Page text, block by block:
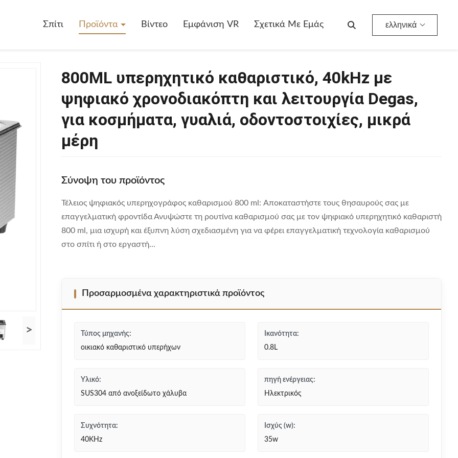
Σπίτι Προϊόντα Βίντεο Εμφάνιση VR Σχετικά Με Εμάς ελληνικά
>
800ML υπερηχητικό καθαριστικό, 40kHz με
ψηφιακό χρονοδιακόπτη και λειτουργία Degas,
για κοσμήματα, γυαλιά, οδοντοστοιχίες, μικρά
μέρη
Σύνοψη του προϊόντος
Τέλειος ψηφιακός υπερηχογράφος καθαρισμού 800 ml: Αποκαταστήστε τους θησαυρούς σας με
επαγγελματική φροντίδα Ανυψώστε τη ρουτίνα καθαρισμού σας με τον ψηφιακό υπερηχητικό καθαριστή
800 ml, μια ισχυρή και έξυπνη λύση σχεδιασμένη για να φέρει επαγγελματική τεχνολογία καθαρισμού
στο σπίτι ή στο εργαστή...
Προσαρμοσμένα χαρακτηριστικά προϊόντος
Τύπος μηχανής:
οικιακό καθαριστικό υπερήχων
Ικανότητα:
0.8L
Υλικό:
SUS304 από ανοξείδωτο χάλυβα
πηγή ενέργειας:
Ηλεκτρικός
Συχνότητα:
40KHz
Ισχύς (w):
35w